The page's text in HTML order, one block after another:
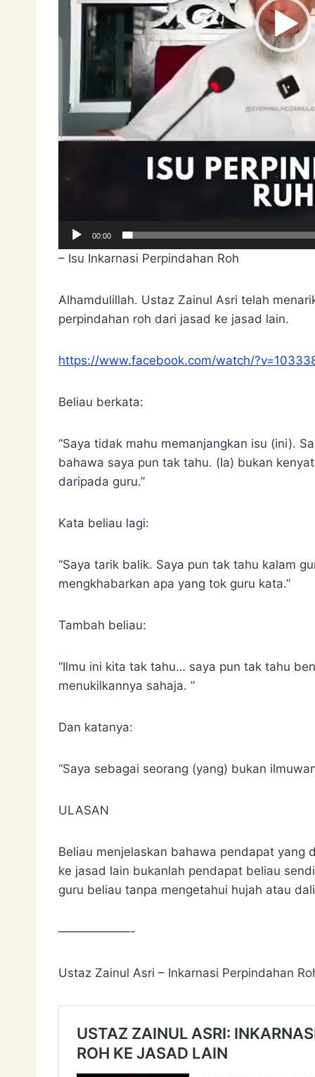
00:00
– Isu Inkarnasi Perpindahan Roh
Alhamdulillah. Ustaz Zainul Asri telah
perpindahan roh dari jasad ke jasad lain.
https://www.facebook.com/watch/
Beliau berkata:
“Saya tidak mahu memanjangkan isu (ini).
bahawa saya pun tak tahu. (Ia) bukan
daripada guru.”
Kata beliau lagi:
“Saya tarik balik. Saya pun tak tahu kalam
mengkhabarkan apa yang tok guru kata.”
Tambah beliau:
“Ilmu ini kita tak tahu… saya pun tak tahu
menukilkannya sahaja. ”
Dan katanya:
“Saya sebagai seorang (yang) bukan
ULASAN
Beliau menjelaskan bahawa pendapat yang
ke jasad lain bukanlah pendapat beliau
guru beliau tanpa mengetahui hujah atau
——————-
Ustaz Zainul Asri – Inkarnasi Perpindahan